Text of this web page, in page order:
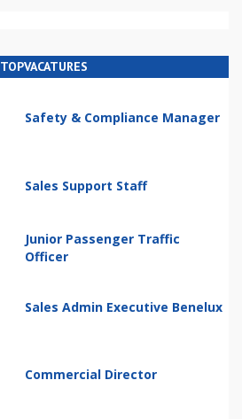
TOPVACATURES
Safety & Compliance Manager
Sales Support Staff
Junior Passenger Traffic
Officer
Sales Admin Executive Benelux
Commercial Director